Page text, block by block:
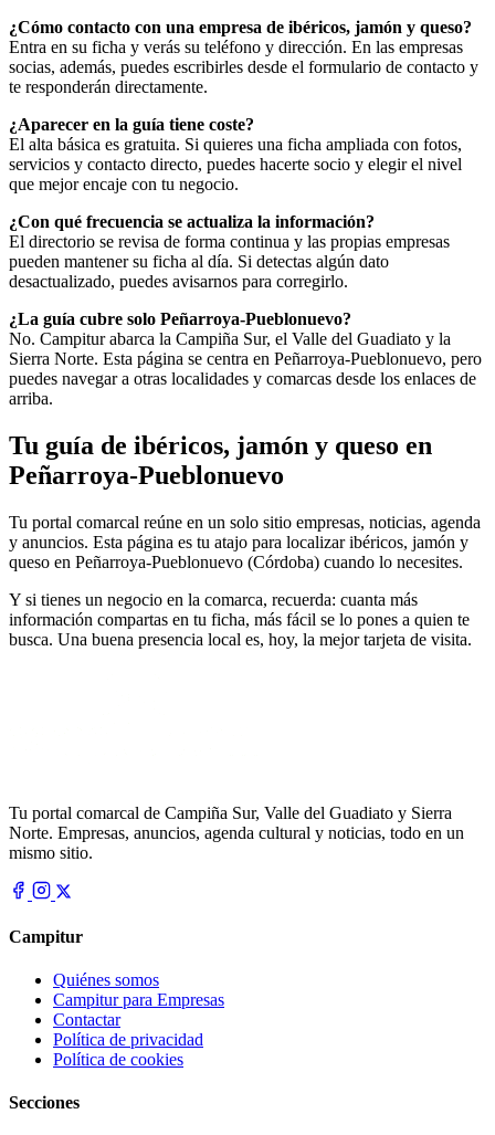
¿Cómo contacto con una empresa de ibéricos, jamón y queso?
Entra en su ficha y verás su teléfono y dirección. En las empresas
socias, además, puedes escribirles desde el formulario de contacto y
te responderán directamente.
¿Aparecer en la guía tiene coste?
El alta básica es gratuita. Si quieres una ficha ampliada con fotos,
servicios y contacto directo, puedes hacerte socio y elegir el nivel
que mejor encaje con tu negocio.
¿Con qué frecuencia se actualiza la información?
El directorio se revisa de forma continua y las propias empresas
pueden mantener su ficha al día. Si detectas algún dato
desactualizado, puedes avisarnos para corregirlo.
¿La guía cubre solo Peñarroya-Pueblonuevo?
No. Campitur abarca la Campiña Sur, el Valle del Guadiato y la
Sierra Norte. Esta página se centra en Peñarroya-Pueblonuevo, pero
puedes navegar a otras localidades y comarcas desde los enlaces de
arriba.
Tu guía de ibéricos, jamón y queso en
Peñarroya-Pueblonuevo
Tu portal comarcal reúne en un solo sitio empresas, noticias, agenda
y anuncios. Esta página es tu atajo para localizar ibéricos, jamón y
queso en Peñarroya-Pueblonuevo (Córdoba) cuando lo necesites.
Y si tienes un negocio en la comarca, recuerda: cuanta más
información compartas en tu ficha, más fácil se lo pones a quien te
busca. Una buena presencia local es, hoy, la mejor tarjeta de visita.
Tu portal comarcal de Campiña Sur, Valle del Guadiato y Sierra
Norte. Empresas, anuncios, agenda cultural y noticias, todo en un
mismo sitio.
Campitur
Quiénes somos
Campitur para Empresas
Contactar
Política de privacidad
Política de cookies
Secciones